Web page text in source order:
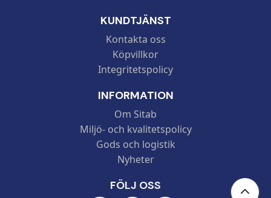
KUNDTJÄNST
Kontakta oss
Köpvillkor
Integritetspolicy
INFORMATION
Om Sitab
Miljö- och kvalitetspolicy
Gods och logistik
Nyheter
FÖLJ OSS